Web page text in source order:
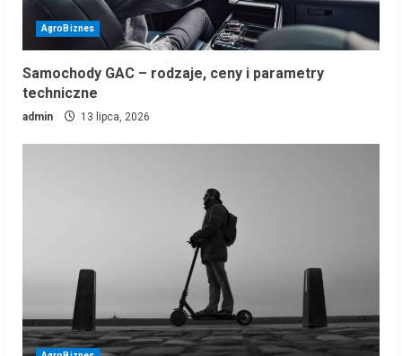
AgroBiznes
Samochody GAC – rodzaje, ceny i parametry
techniczne
admin 13 lipca, 2026